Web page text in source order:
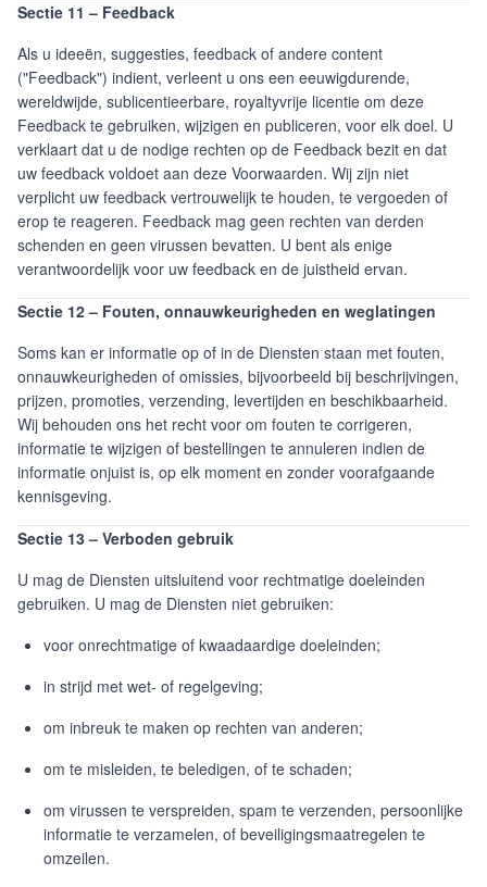
Sectie 11 – Feedback
Als u ideeën, suggesties, feedback of andere content
("Feedback") indient, verleent u ons een eeuwigdurende,
wereldwijde, sublicentieerbare, royaltyvrije licentie om deze
Feedback te gebruiken, wijzigen en publiceren, voor elk doel. U
verklaart dat u de nodige rechten op de Feedback bezit en dat
uw feedback voldoet aan deze Voorwaarden. Wij zijn niet
verplicht uw feedback vertrouwelijk te houden, te vergoeden of
erop te reageren. Feedback mag geen rechten van derden
schenden en geen virussen bevatten. U bent als enige
verantwoordelijk voor uw feedback en de juistheid ervan.
Sectie 12 – Fouten, onnauwkeurigheden en weglatingen
Soms kan er informatie op of in de Diensten staan met fouten,
onnauwkeurigheden of omissies, bijvoorbeeld bij beschrijvingen,
prijzen, promoties, verzending, levertijden en beschikbaarheid.
Wij behouden ons het recht voor om fouten te corrigeren,
informatie te wijzigen of bestellingen te annuleren indien de
informatie onjuist is, op elk moment en zonder voorafgaande
kennisgeving.
Sectie 13 – Verboden gebruik
U mag de Diensten uitsluitend voor rechtmatige doeleinden
gebruiken. U mag de Diensten niet gebruiken:
voor onrechtmatige of kwaadaardige doeleinden;
in strijd met wet- of regelgeving;
om inbreuk te maken op rechten van anderen;
om te misleiden, te beledigen, of te schaden;
om virussen te verspreiden, spam te verzenden, persoonlijke
informatie te verzamelen, of beveiligingsmaatregelen te
omzeilen.